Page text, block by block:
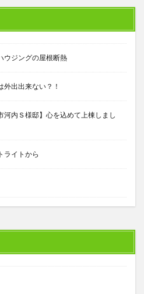
ウジングの屋根断熱
外出出来ない？！
河内Ｓ様邸】心を込めて上棟しまし
ライトから